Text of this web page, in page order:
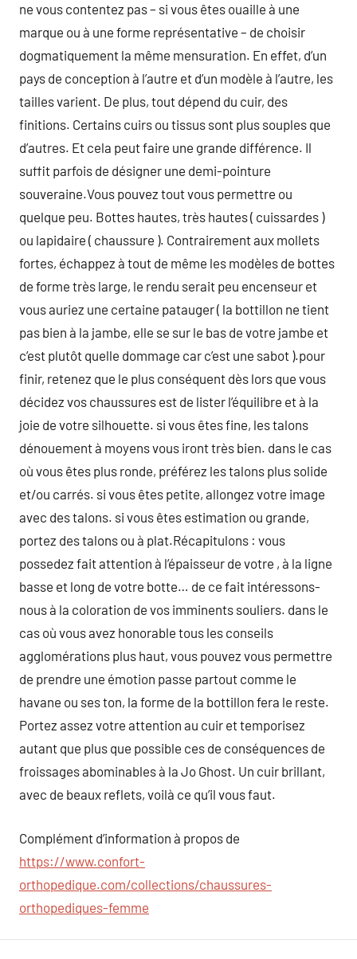
ne vous contentez pas – si vous êtes ouaille à une
marque ou à une forme représentative – de choisir
dogmatiquement la même mensuration. En effet, d’un
pays de conception à l’autre et d’un modèle à l’autre, les
tailles varient. De plus, tout dépend du cuir, des
finitions. Certains cuirs ou tissus sont plus souples que
d’autres. Et cela peut faire une grande différence. Il
suffit parfois de désigner une demi-pointure
souveraine.Vous pouvez tout vous permettre ou
quelque peu. Bottes hautes, très hautes ( cuissardes )
ou lapidaire ( chaussure ). Contrairement aux mollets
fortes, échappez à tout de même les modèles de bottes
de forme très large, le rendu serait peu encenseur et
vous auriez une certaine patauger ( la bottillon ne tient
pas bien à la jambe, elle se sur le bas de votre jambe et
c’est plutôt quelle dommage car c’est une sabot ).pour
finir, retenez que le plus conséquent dès lors que vous
décidez vos chaussures est de lister l’équilibre et à la
joie de votre silhouette. si vous êtes fine, les talons
dénouement à moyens vous iront très bien. dans le cas
où vous êtes plus ronde, préférez les talons plus solide
et/ou carrés. si vous êtes petite, allongez votre image
avec des talons. si vous êtes estimation ou grande,
portez des talons ou à plat.Récapitulons : vous
possedez fait attention à l’épaisseur de votre , à la ligne
basse et long de votre botte… de ce fait intéressons-
nous à la coloration de vos imminents souliers. dans le
cas où vous avez honorable tous les conseils
agglomérations plus haut, vous pouvez vous permettre
de prendre une émotion passe partout comme le
havane ou ses ton, la forme de la bottillon fera le reste.
Portez assez votre attention au cuir et temporisez
autant que plus que possible ces de conséquences de
froissages abominables à la Jo Ghost. Un cuir brillant,
avec de beaux reflets, voilà ce qu’il vous faut.
Complément d’information à propos de
https://www.confort-
orthopedique.com/collections/chaussures-
orthopediques-femme